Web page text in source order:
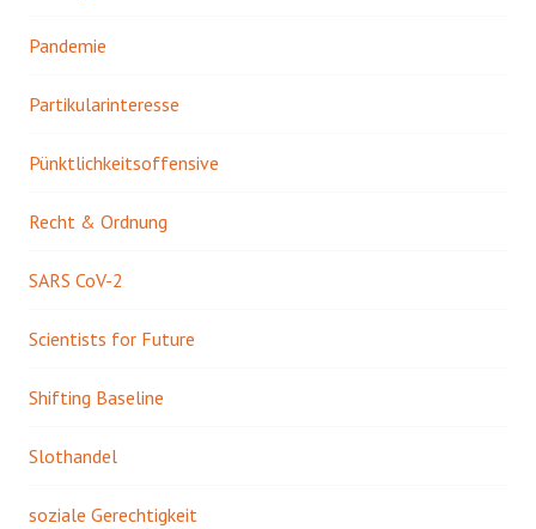
Pandemie
Partikularinteresse
Pünktlichkeitsoffensive
Recht & Ordnung
SARS CoV-2
Scientists for Future
Shifting Baseline
Slothandel
soziale Gerechtigkeit